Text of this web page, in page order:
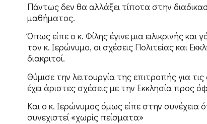
Πάντως δεν θα αλλάξει τίποτα στην
μαθήματος.
Όπως είπε ο κ. Φίλης έγινε μια ειλικρινής
τον κ. Ιερώνυμο, οι σχέσεις Πολιτείας και
διακριτοί.
Θύμισε την λειτουργία της επιτροπής για
έχει άριστες σχέσεις με την Εκκλησία προς
Και ο κ. Ιερώνυμος όμως είπε στην συνέχεια
συνεχιστεί «χωρίς πείσματα»